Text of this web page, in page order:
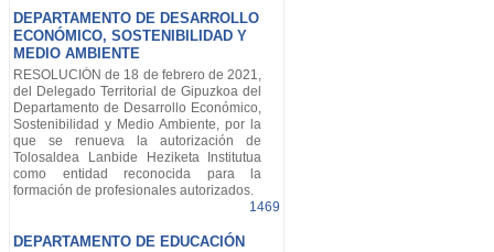
DEPARTAMENTO DE DESARROLLO
ECONÓMICO, SOSTENIBILIDAD Y
MEDIO AMBIENTE
RESOLUCIÓN de 18 de febrero de 2021,
del Delegado Territorial de Gipuzkoa del
Departamento de Desarrollo Económico,
Sostenibilidad y Medio Ambiente, por la
que se renueva la autorización de
Tolosaldea Lanbide Heziketa Institutua
como entidad reconocida para la
formación de profesionales autorizados.
1469
DEPARTAMENTO DE EDUCACIÓN